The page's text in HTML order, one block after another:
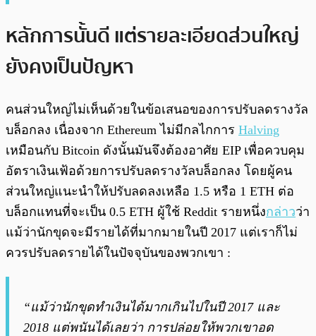
หลักการนั้นดี แต่รายละเอียดส่วนใหญ่
ยังคงเป็นปัญหา
คนส่วนใหญ่ไม่เห็นด้วยในข้อเสนอของการปรับลดรางวัล
บล็อกลง เนื่องจาก Ethereum ไม่มีกลไกการ Halving
เหมือนกับ Bitcoin ดังนั้นมันจึงต้องอาศัย EIP เพื่อควบคุม
อัตราเงินเฟ้อด้วยการปรับลดรางวัลบล็อกลง โดยผู้คน
ส่วนใหญ่แนะนำให้ปรับลดลงเหลือ 1.5 หรือ 1 ETH ต่อ
บล็อกแทนที่จะเป็น 0.5 ETH ผู้ใช้ Reddit รายหนึ่งกล่าวว่า
แม้ว่านักขุดจะมีรายได้ที่มากมายในปี 2017 แต่เราก็ไม่
ควรปรับลดรายได้ในปัจจุบันของพวกเขา :
“แม้ว่านักขุดทำเงินได้มากเกินไปในปี 2017 และ
2018 แต่พนันได้เลยว่า การปล่อยให้พวกเขาอด